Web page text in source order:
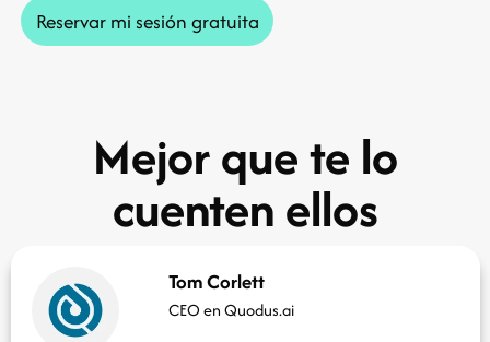
Reservar mi sesión gratuita
Mejor que te lo
cuenten ellos
Tom Corlett
CEO en Quodus.ai